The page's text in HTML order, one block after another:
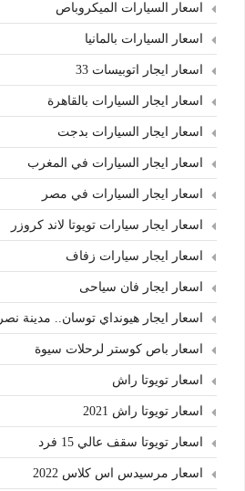
اسعار السيارات الميكروباص
اسعار السيارات بالمانيا
اسعار ايجار اتوبيسات 33
اسعار ايجار السيارات بالقاهرة
اسعار ايجار السيارات بدجت
اسعار ايجار السيارات في المغرب
اسعار ايجار السيارات في مصر
اسعار ايجار سيارات تويوتا لاند كروزر
اسعار ايجار سيارات زفاف
اسعار ايجار فان سياحى
اسعار ايجار هيونداي توسان.. مدينة نصر
اسعار باص كوستر لرحلات سيوة
اسعار تويوتا راش
اسعار تويوتا راش 2021
اسعار تويوتا سقف عالي 15 فرد
اسعار مرسيدس اس كلاس 2022